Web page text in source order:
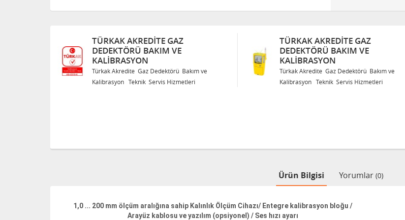
TÜRKAK AKREDITE GAZ
DEDEKTÖRÜ BAKIM VE
KALIBRASYON
Türkak Akredite Gaz Dedektörü Bakım ve
Kalibrasyon Teknik Servis Hizmetleri
TÜRKAK AKREDITE GAZ
DEDEKTÖRÜ BAKIM VE
KALIBRASYON
Türkak Akredite Gaz Dedektörü Bakım ve
Kalibrasyon Teknik Servis Hizmetleri
Ürün Bilgisi Yorumlar (0)
1,0 ... 200 mm ölçüm aralığına sahip Kalınlık Ölçüm Cihazı/ Entegre kalibrasyon bloğu /
Arayüz kablosu ve yazılım (opsiyonel) / Ses hızı ayarı